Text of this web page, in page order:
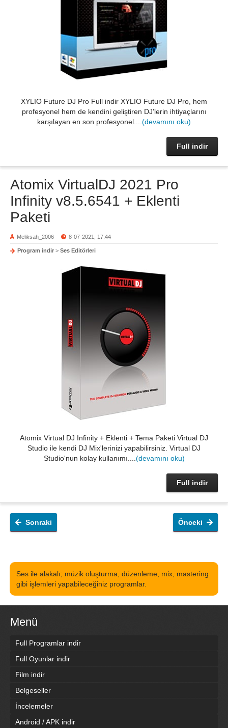
XYLIO Future DJ Pro Full indir XYLIO Future DJ Pro, hem
profesyonel hem de kendini geliştiren DJ'lerin ihtiyaçlarını
karşılayan en son profesyonel.... (devamını oku)
Full indir
Atomix VirtualDJ 2021 Pro
Infinity v8.5.6541 + Eklenti
Paketi
Meliksah_2006 8-07-2021, 17:44
Program indir > Ses Editörleri
Atomix Virtual DJ Infinity + Eklenti + Tema Paketi Virtual DJ
Studio ile kendi DJ Mix'lerinizi yapabilirsiniz. Virtual DJ
Studio'nun kolay kullanımı.... (devamını oku)
Full indir
Önceki
Sonraki
Ses ile alakalı; müzik oluşturma, düzenleme, mix, mastering
gibi işlemleri yapabileceğiniz programlar.
Menü
Full Programlar indir
Full Oyunlar indir
Film indir
Belgeseller
İncelemeler
Android / APK indir